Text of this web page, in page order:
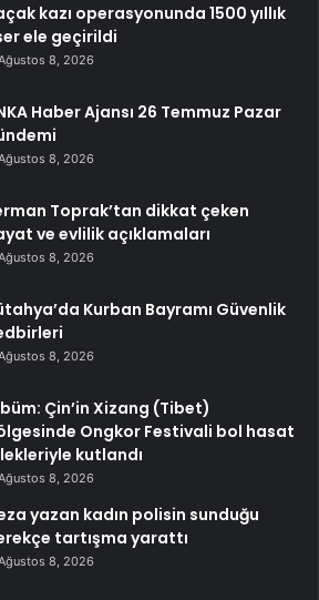
kazı operasyonunda 1500 yıllık
ele geçirildi
8, 2026
Haber Ajansı 26 Temmuz Pazar
8, 2026
Toprak’tan dikkat çeken
ve evlilik açıklamaları
8, 2026
Kurban Bayramı Güvenlik
8, 2026
Çin’in Xizang (Tibet)
Ongkor Festivali bol hasat
kutlandı
8, 2026
yazan kadın polisin sunduğu
tartışma yarattı
8, 2026